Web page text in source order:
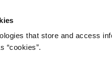
that store and access
“cookies”.
Consumabili